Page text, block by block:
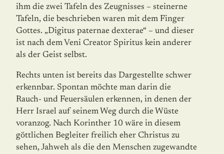
ihm die zwei Tafeln des Zeugnisses – steinerne
Tafeln, die beschrieben waren mit dem Finger
Gottes. „Digitus paternae dexterae“ – und dieser
ist nach dem Veni Creator Spiritus kein anderer
als der Geist selbst.
Rechts unten ist bereits das Dargestellte schwer
erkennbar. Spontan möchte man darin die
Rauch- und Feuersäulen erkennen, in denen der
Herr Israel auf seinem Weg durch die Wüste
voranzog. Nach Korinther 10 wäre in diesem
göttlichen Begleiter freilich eher Christus zu
sehen, Jahweh als die den Menschen zugewandte